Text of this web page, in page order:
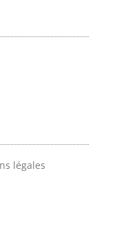
légales